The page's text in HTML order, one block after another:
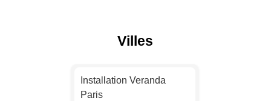
Villes
Installation Veranda
Paris